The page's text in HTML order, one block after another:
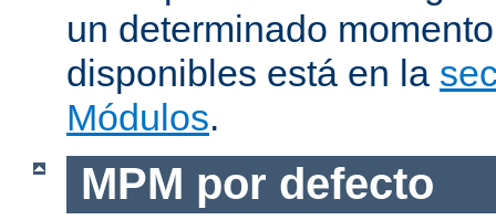
un determinado
disponibles está en la
Módulos.
MPM por defecto